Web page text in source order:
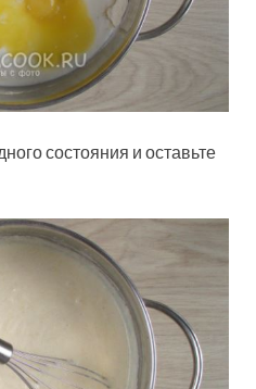
состояния и оставьте